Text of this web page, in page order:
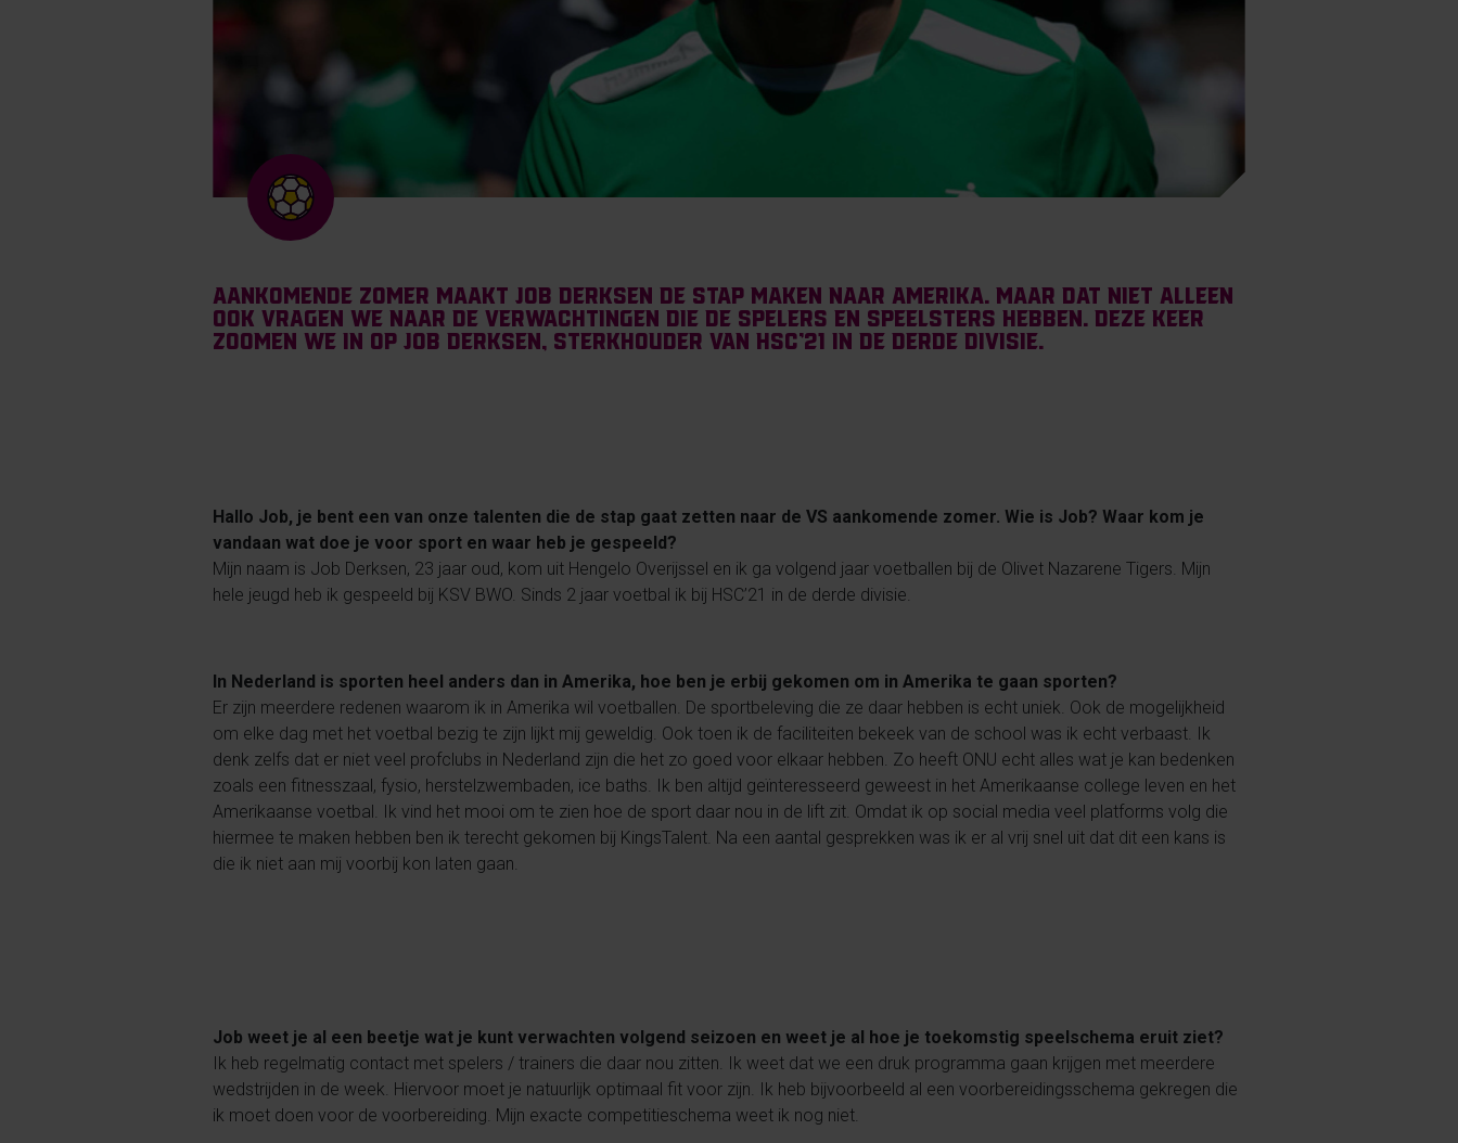
Aankomende zomer maakt Job Derksen de stap maken naar Amerika. Maar dat niet alleen
ook vragen we naar de verwachtingen die de spelers en speelsters hebben. Deze keer
zoomen we in op Job Derksen, sterkhouder van HSC’21 in de derde divisie.
Hallo Job, je bent een van onze talenten die de stap gaat zetten naar de VS aankomende zomer. Wie is Job? Waar kom je
vandaan wat doe je voor sport en waar heb je gespeeld?
Mijn naam is Job Derksen, 23 jaar oud, kom uit Hengelo Overijssel en ik ga volgend jaar voetballen bij de Olivet Nazarene Tigers. Mijn
hele jeugd heb ik gespeeld bij KSV BWO. Sinds 2 jaar voetbal ik bij HSC’21 in de derde divisie.
In Nederland is sporten heel anders dan in Amerika, hoe ben je erbij gekomen om in Amerika te gaan sporten?
Er zijn meerdere redenen waarom ik in Amerika wil voetballen. De sportbeleving die ze daar hebben is echt uniek. Ook de mogelijkheid
om elke dag met het voetbal bezig te zijn lijkt mij geweldig. Ook toen ik de faciliteiten bekeek van de school was ik echt verbaast. Ik
denk zelfs dat er niet veel profclubs in Nederland zijn die het zo goed voor elkaar hebben. Zo heeft ONU echt alles wat je kan bedenken
zoals een fitnesszaal, fysio, herstelzwembaden, ice baths. Ik ben altijd geïnteresseerd geweest in het Amerikaanse college leven en het
Amerikaanse voetbal. Ik vind het mooi om te zien hoe de sport daar nou in de lift zit. Omdat ik op social media veel platforms volg die
hiermee te maken hebben ben ik terecht gekomen bij KingsTalent. Na een aantal gesprekken was ik er al vrij snel uit dat dit een kans is
die ik niet aan mij voorbij kon laten gaan.
Job weet je al een beetje wat je kunt verwachten volgend seizoen en weet je al hoe je toekomstig speelschema eruit ziet?
Ik heb regelmatig contact met spelers / trainers die daar nou zitten. Ik weet dat we een druk programma gaan krijgen met meerdere
wedstrijden in de week. Hiervoor moet je natuurlijk optimaal fit voor zijn. Ik heb bijvoorbeeld al een voorbereidingsschema gekregen die
ik moet doen voor de voorbereiding. Mijn exacte competitieschema weet ik nog niet.